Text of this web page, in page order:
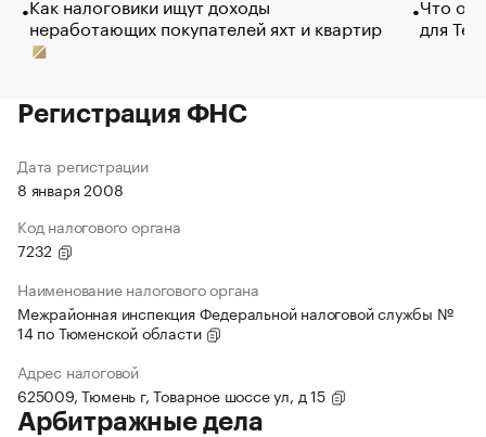
неработающих покупателей яхт и квартир
для
Регистрация ФНС
Дата регистрации
8 января 2008
Код налогового органа
7232
Наименование налогового органа
Межрайонная инспекция Федеральной налоговой службы №
14 по Тюменской области
Адрес налоговой
625009, Тюмень г, Товарное шоссе ул, д 15
Арбитражные дела